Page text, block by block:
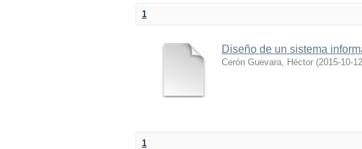
1
Diseño de un sistema
Cerón Guevara, Héctor (2015-10-12
1